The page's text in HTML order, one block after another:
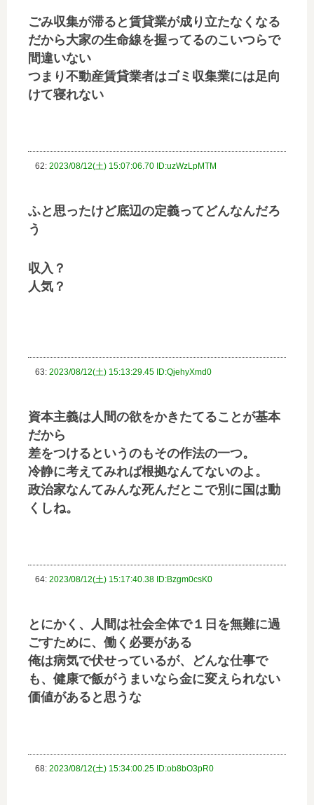
ごみ収集が滞ると賃貸業が成り立たなくなる
だから大家の生命線を握ってるのこいつらで
間違いない
つまり不動産賃貸業者はゴミ収集業には足向
けて寝れない
62: 2023/08/12(土) 15:07:06.70 ID:uzWzLpMTM
ふと思ったけど底辺の定義ってどんなんだろ
う
収入？
人気？
63: 2023/08/12(土) 15:13:29.45 ID:QjehyXmd0
資本主義は人間の欲をかきたてることが基本
だから
差をつけるというのもその作法の一つ。
冷静に考えてみれば根拠なんてないのよ。
政治家なんてみんな死んだとこで別に国は動
くしね。
64: 2023/08/12(土) 15:17:40.38 ID:Bzgm0csK0
とにかく、人間は社会全体で１日を無難に過
ごすために、働く必要がある
俺は病気で伏せっているが、どんな仕事で
も、健康で飯がうまいなら金に変えられない
価値があると思うな
68: 2023/08/12(土) 15:34:00.25 ID:ob8bO3pR0